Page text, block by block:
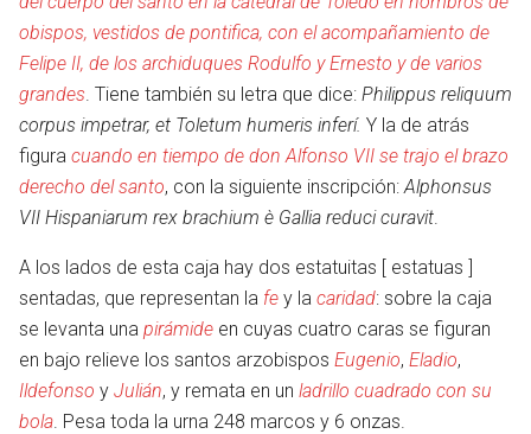
obispos, vestidos de pontifica, con el acompañamiento de
Felipe II, de los archiduques Rodulfo y Ernesto y de varios
grandes. Tiene también su letra que dice: Philippus reliquum
corpus impetrar, et Toletum humeris inferí. Y la de atrás
figura cuando en tiempo de don Alfonso VII se trajo el brazo
derecho del santo, con la siguiente inscripción:Alphonsus
VII Hispaniarum rex brachium è Gallia reduci curavit.
A los lados de esta caja hay dos estatuitas [ estatuas ]
sentadas, que representan la fe y la caridad: sobre la caja
se levanta una pirámide en cuyas cuatro caras se figuran
en bajo relieve los santos arzobispos Eugenio, Eladio,
Ildefonso y Julián, y remata en un ladrillo cuadrado con su
bola. Pesa toda la urna 248 marcos y 6 onzas.